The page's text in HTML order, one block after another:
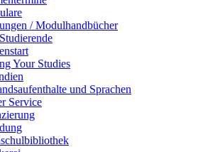
/ Modulhandbücher
Your Studies
und Sprachen
Service